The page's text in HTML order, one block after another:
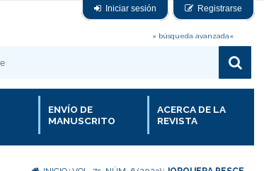
Iniciar sesión Registrarse
» búsqueda avanzada«
ENVÍO DE
MANUSCRITO
ACERCA DE LA
REVISTA